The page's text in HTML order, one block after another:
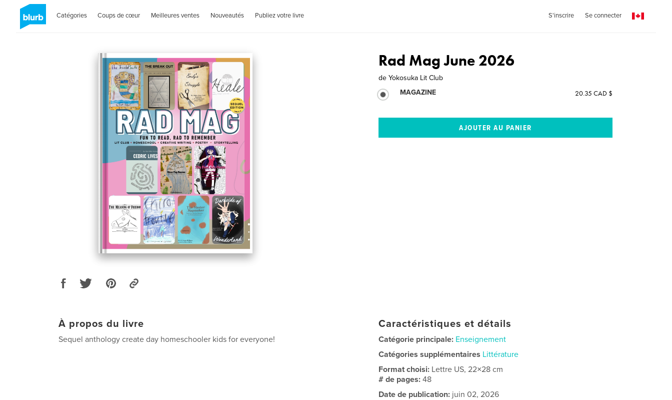
Catégories Coups de cœur Meilleures ventes Nouveautés Publiez votre livre S'inscrire Se connecter
Rad Mag June 2026
de Yokosuka Lit Club
MAGAZINE
20.35 CAD $
À propos du livre
Sequel anthology create day homeschooler kids for everyone!
Caractéristiques et détails
Catégorie principale: Enseignement
Catégories supplémentaires Littérature
Format choisi: Lettre US, 22×28 cm
# de pages:48
Date de publication: juin 02, 2026